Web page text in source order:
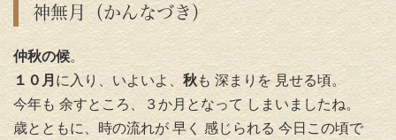
神無月（かんなづき）
仲秋の候。
１０月 に入り、いよいよ、 秋も 深まりを 見せる頃。
今年も 余すところ、３か月となって しまいましたね。
歳とともに、時の流れが 早く 感じられる 今日この頃で